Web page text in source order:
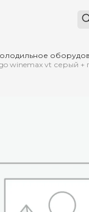
winemax vt серый +